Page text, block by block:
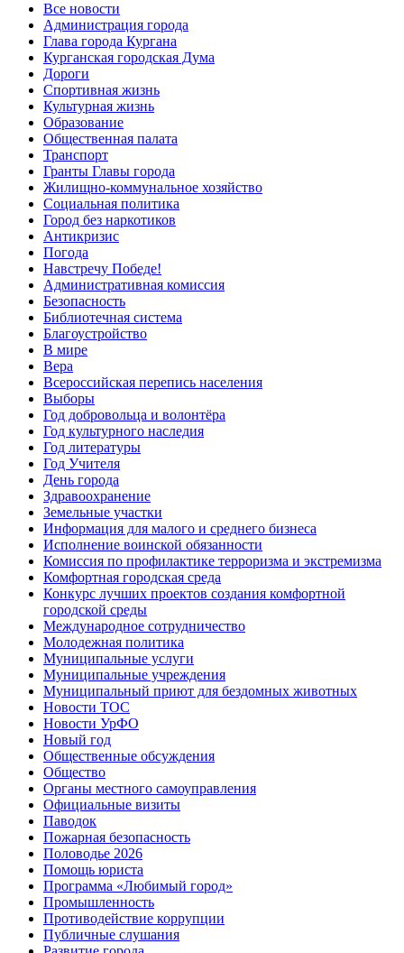
Все новости
Администрация города
Глава города Кургана
Курганская городская Дума
Дороги
Спортивная жизнь
Культурная жизнь
Образование
Общественная палата
Транспорт
Гранты Главы города
Жилищно-коммунальное хозяйство
Социальная политика
Город без наркотиков
Антикризис
Погода
Навстречу Победе!
Административная комиссия
Безопасность
Библиотечная система
Благоустройство
В мире
Вера
Всероссийская перепись населения
Выборы
Год добровольца и волонтёра
Год культурного наследия
Год литературы
Год Учителя
День города
Здравоохранение
Земельные участки
Информация для малого и среднего бизнеса
Исполнение воинской обязанности
Комиссия по профилактике терроризма и экстремизма
Комфортная городская среда
Конкурс лучших проектов создания комфортной
городской среды
Международное сотрудничество
Молодежная политика
Муниципальные услуги
Муниципальные учреждения
Муниципальный приют для бездомных животных
Новости ТОС
Новости УрФО
Новый год
Общественные обсуждения
Общество
Органы местного самоуправления
Официальные визиты
Паводок
Пожарная безопасность
Половодье 2026
Помощь юриста
Программа «Любимый город»
Промышленность
Противодействие коррупции
Публичные слушания